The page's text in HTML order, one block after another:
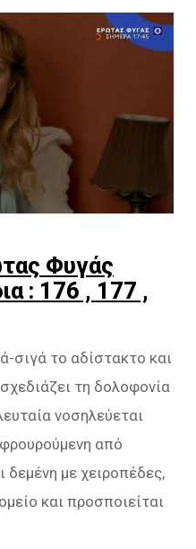
Φυγάς
: 176 , 177 ,
σιγά το αδίστακτο και
τη δολοφονία
νοσηλεύεται
από
δεμένη με χειροπέδες,
και προσποιείται